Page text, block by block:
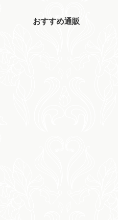
おすすめ通販